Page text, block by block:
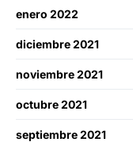
enero 2022
diciembre 2021
noviembre 2021
octubre 2021
septiembre 2021